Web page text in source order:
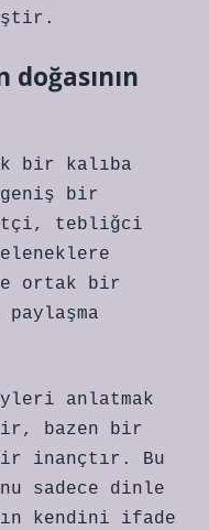
bir kalıba
geniş bir
tebliğci
ortak bir
anlatmak
bazen bir
inançtır. Bu
sadece dinle
kendini ifade